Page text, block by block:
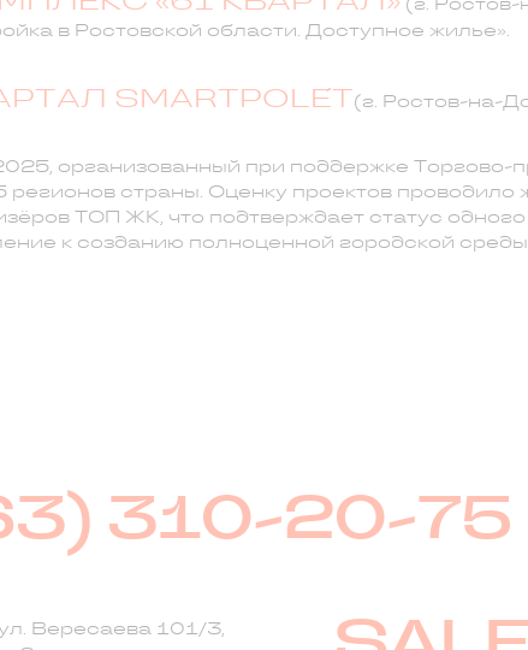
в Ростовской области. Доступное жилье».
SMARTPOLÉT(г. Ростов-на-
организованный при поддержке Торгово-
регионов страны. Оценку проектов
ТОП ЖК, что подтверждает статус
к созданию полноценной городской среды
310-20-75
Вересаева 101/3,